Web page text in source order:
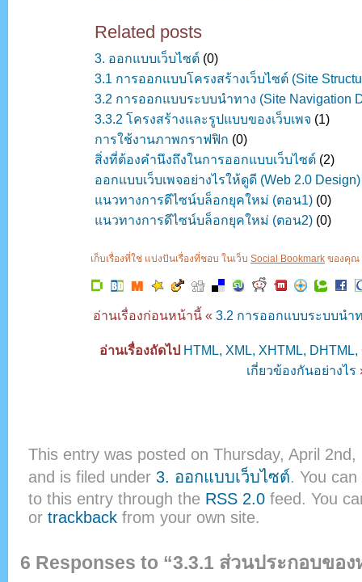
Related posts
3. ออกแบบเว็บไซต์ (0)
3.1 การออกแบบโครงสร้างเว็บไซต์ (Site
3.2 การออกแบบระบบนำทาง (Site Navigation
3.3.2 โครงสร้างและรูปแบบของเว็บเพจ (1)
การใช้งานภาพกราฟฟิก (0)
สิ่งที่ต้องคำนึงถึงในการออกแบบเว็บไซต์ (2)
ออกแบบเว็บเพจอย่างไรให้ดูดี (Web 2.0 Design)
แนวทางการดีไซน์บล็อกยุคใหม่ (ตอน1) (0)
แนวทางการดีไซน์บล็อกยุคใหม่ (ตอน2) (0)
เก็บเรื่องที่ใช่ แบ่งปันเรื่องที่ชอบ ในเว็บ Social Bookmark ของคุณ
อ่านเรื่องก่อนหน้านี้ « 3.2 การออกแบบระบบนำ
อ่านเรื่องถัดไป HTML, XML, XHTML,
เกี่ยวข้องกันอย่างไร
This entry was posted on Thursday, April
and is filed under 3. ออกแบบเว็บไซต์. You
to this entry through the RSS 2.0 feed. You
or trackback from your own site.
6 Responses to “3.3.1 ส่วนประกอบของ